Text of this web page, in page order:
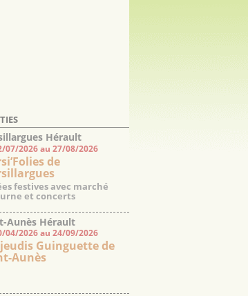
Hérault
07/2026 au 27/08/2026
de
festives avec marché
et concerts
Aunès Hérault
04/2026 au 24/09/2026
jeudis Guinguette de
Aunès